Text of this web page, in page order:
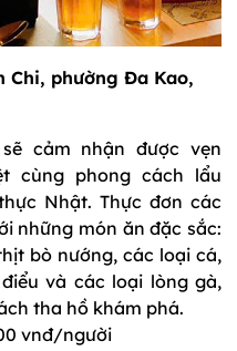
Chi, phường Đa Kao,
cảm nhận được vẹn
cùng phong cách lẩu
Nhật. Thực đơn các
những món ăn đặc sắc:
bò nướng, các loại cá,
và các loại lòng gà,
tha hồ khám phá.
vnđ/người